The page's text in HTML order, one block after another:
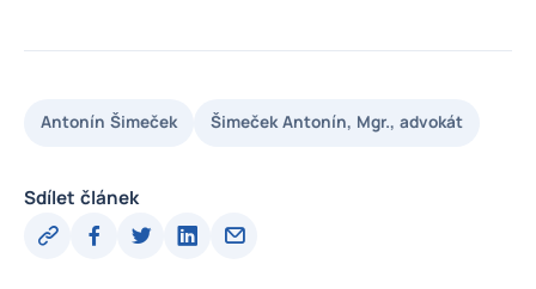
Antonín Šimeček Šimeček Antonín, Mgr., advokát
Sdílet článek